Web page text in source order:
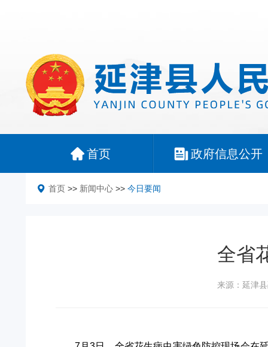
首页 政府信息公开
首页 >> 新闻中心 >> 今日要闻
全省
来源：延津